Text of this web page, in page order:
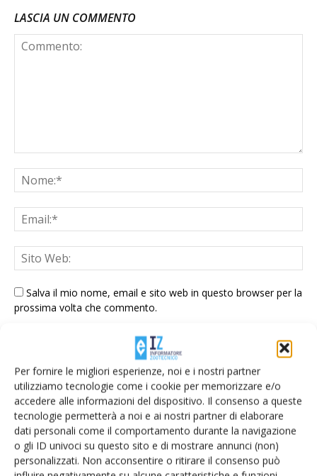
Per fornire le migliori esperienze, noi e i nostri partner
utilizziamo tecnologie come i cookie per memorizzare e/o
accedere alle informazioni del dispositivo. Il consenso a queste
tecnologie permetterà a noi e ai nostri partner di elaborare
dati personali come il comportamento durante la navigazione
o gli ID univoci su questo sito e di mostrare annunci (non)
personalizzati. Non acconsentire o ritirare il consenso può
LASCIA UN COMMENTO
Salva il mio nome, email e sito web in questo browser per la
prossima volta che commento.
E-magazine
Tecniche, prodotti e servizi dalle aziende